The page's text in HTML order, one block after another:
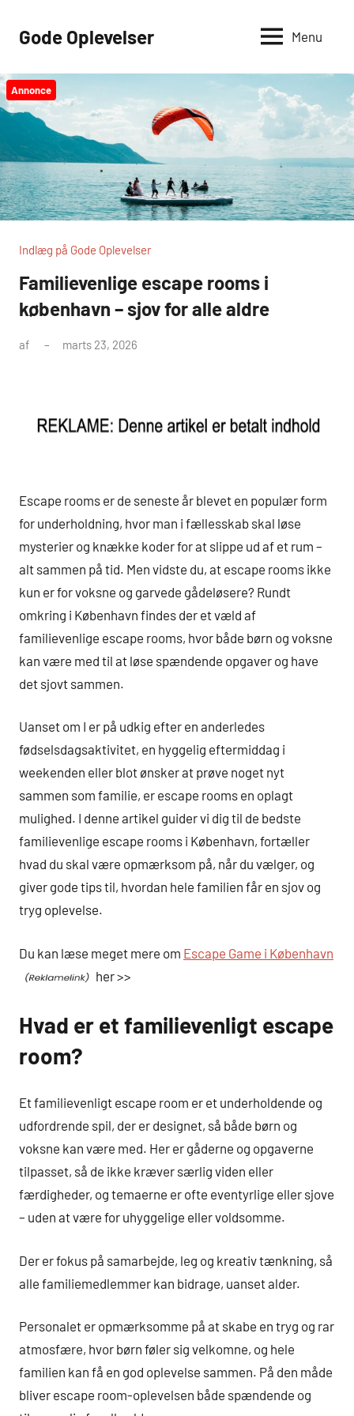
Gode Oplevelser Menu
Annonce
Indlæg på Gode Oplevelser
Familievenlige escape rooms i
københavn – sjov for alle aldre
af marts 23, 2026
Escape rooms er de seneste år blevet en populær form
for underholdning, hvor man i fællesskab skal løse
mysterier og knække koder for at slippe ud af et rum –
alt sammen på tid. Men vidste du, at escape rooms ikke
kun er for voksne og garvede gådeløsere? Rundt
omkring i København findes der et væld af
familievenlige escape rooms, hvor både børn og voksne
kan være med til at løse spændende opgaver og have
det sjovt sammen.
Uanset om I er på udkig efter en anderledes
fødselsdagsaktivitet, en hyggelig eftermiddag i
weekenden eller blot ønsker at prøve noget nyt
sammen som familie, er escape rooms en oplagt
mulighed. I denne artikel guider vi dig til de bedste
familievenlige escape rooms i København, fortæller
hvad du skal være opmærksom på, når du vælger, og
giver gode tips til, hvordan hele familien får en sjov og
tryg oplevelse.
Du kan læse meget mere om Escape Game i København
her >>
Hvad er et familievenligt escape
room?
Et familievenligt escape room er et underholdende og
udfordrende spil, der er designet, så både børn og
voksne kan være med. Her er gåderne og opgaverne
tilpasset, så de ikke kræver særlig viden eller
færdigheder, og temaerne er ofte eventyrlige eller sjove
– uden at være for uhyggelige eller voldsomme.
Der er fokus på samarbejde, leg og kreativ tænkning, så
alle familiemedlemmer kan bidrage, uanset alder.
Personalet er opmærksomme på at skabe en tryg og rar
atmosfære, hvor børn føler sig velkomne, og hele
familien kan få en god oplevelse sammen. På den måde
bliver escape room-oplevelsen både spændende og